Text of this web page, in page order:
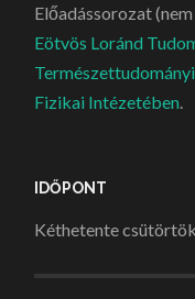
Előadássorozat
Eötvös Loránd
Fizikai Intézetében
IDŐPONT
Kéthetente